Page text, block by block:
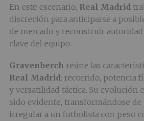
En este escenario, Real Madrid
discreción para anticiparse a
de mercado y reconstruir
clave del equipo.
Gravenberch reúne las
Real Madrid: recorrido, potencia
y versatilidad táctica. Su evolución
sido evidente, transformándose de
irregular a un futbolista con peso